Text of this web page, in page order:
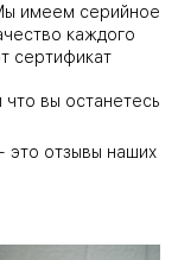
имеем серийное
каждого
сертификат
вы останетесь
это отзывы наших